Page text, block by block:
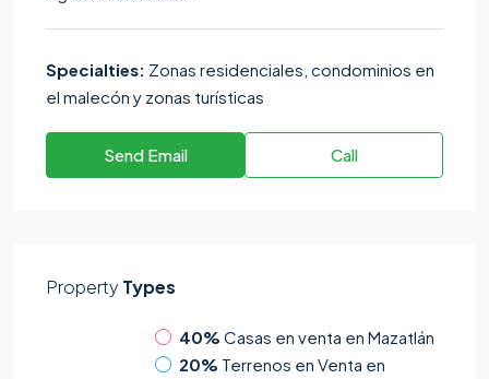
Specialties: Zonas residenciales, condominios en
el malecón y zonas turísticas
Send Email Call
Property Types
40% Casas en venta en Mazatlán
20% Terrenos en Venta en